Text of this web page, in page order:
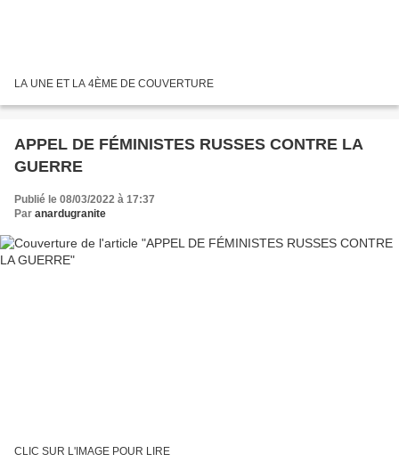
LA UNE ET LA 4ÈME DE COUVERTURE
APPEL DE FÉMINISTES RUSSES CONTRE LA
GUERRE
Publié le 08/03/2022 à 17:37
Par anardugranite
CLIC SUR L'IMAGE POUR LIRE